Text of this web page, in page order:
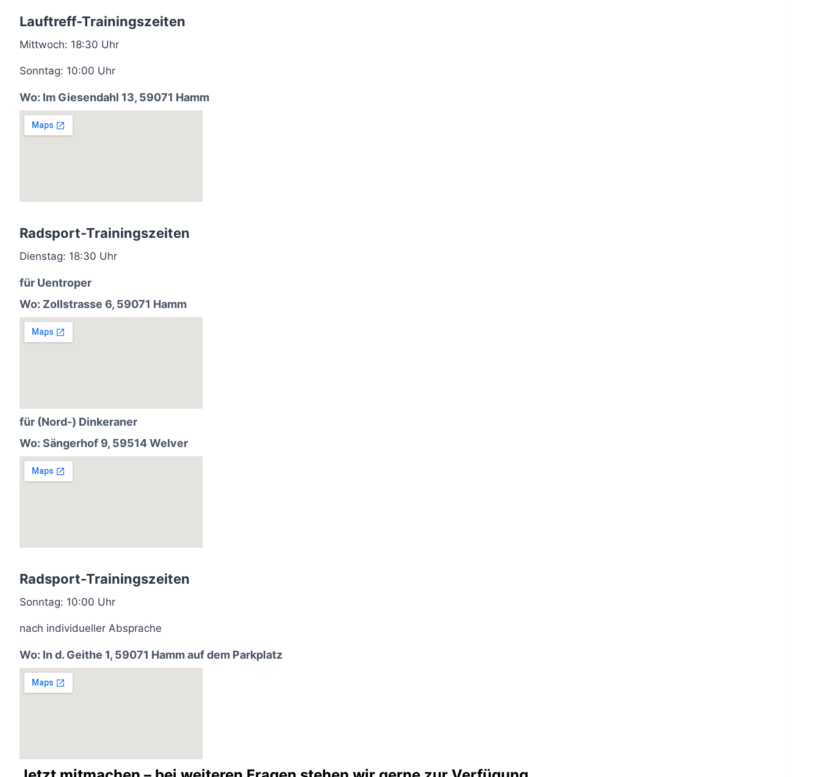
Lauftreff-Trainingszeiten
Mittwoch: 18:30 Uhr
Sonntag: 10:00 Uhr
Wo: Im Giesendahl 13, 59071 Hamm
Radsport-Trainingszeiten
Dienstag: 18:30 Uhr
für Uentroper
Wo: Zollstrasse 6, 59071 Hamm
für (Nord-) Dinkeraner
Wo: Sängerhof 9, 59514 Welver
Radsport-Trainingszeiten
Sonntag: 10:00 Uhr
nach individueller Absprache
Wo: In d. Geithe 1, 59071 Hamm auf dem Parkplatz